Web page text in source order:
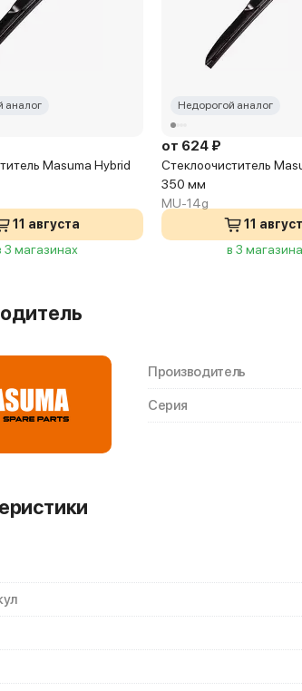
аналог
Masuma Hybrid
11 августа
3 магазинах
Недорогой аналог
от 624 ₽
Стеклоочиститель
350 мм
MU-14g
11
в 3
Производитель
Серия